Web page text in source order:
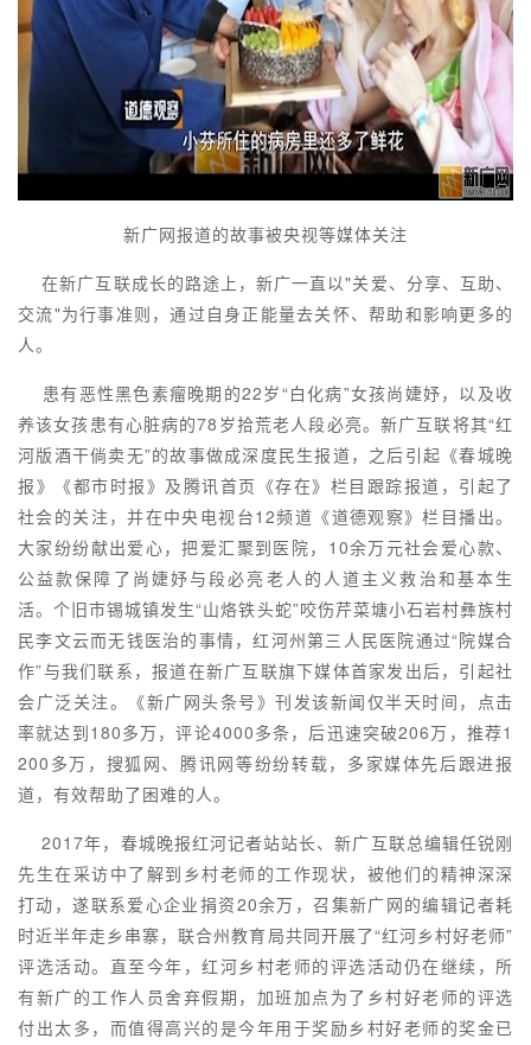
新广网报道的故事被央视等媒体关注
在新广互联成长的路途上，新广一直以"关爱、分享、互助、
交流"为行事准则，通过自身正能量去关怀、帮助和影响更多的
人。
患有恶性黑色素瘤晚期的22岁“白化病”女孩尚婕妤，以及收
养该女孩患有心脏病的78岁拾荒老人段必亮。新广互联将其“红
河版酒干倘卖无”的故事做成深度民生报道，之后引起《春城晚
报》《都市时报》及腾讯首页《存在》栏目跟踪报道，引起了
社会的关注，并在中央电视台12频道《道德观察》栏目播出。
大家纷纷献出爱心，把爱汇聚到医院，10余万元社会爱心款、
公益款保障了尚婕妤与段必亮老人的人道主义救治和基本生
活。个旧市锡城镇发生“山烙铁头蛇”咬伤芹菜塘小石岩村彝族村
民李文云而无钱医治的事情，红河州第三人民医院通过“院媒合
作”与我们联系，报道在新广互联旗下媒体首家发出后，引起社
会广泛关注。《新广网头条号》刊发该新闻仅半天时间，点击
率就达到180多万，评论4000多条，后迅速突破206万，推荐1
200多万，搜狐网、腾讯网等纷纷转载，多家媒体先后跟进报
道，有效帮助了困难的人。
2017年，春城晚报红河记者站站长、新广互联总编辑任锐刚
先生在采访中了解到乡村老师的工作现状，被他们的精神深深
打动，遂联系爱心企业捐资20余万，召集新广网的编辑记者耗
时近半年走乡串寨，联合州教育局共同开展了“红河乡村好老师”
评选活动。直至今年，红河乡村老师的评选活动仍在继续，所
有新广的工作人员舍弃假期，加班加点为了乡村好老师的评选
付出太多，而值得高兴的是今年用于奖励乡村好老师的奖金已